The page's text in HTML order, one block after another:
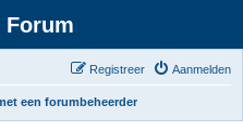
Aanmelden
Registreer
een forumbeheerder